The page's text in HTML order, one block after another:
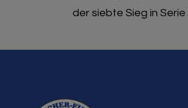
der siebte Sieg in Serie